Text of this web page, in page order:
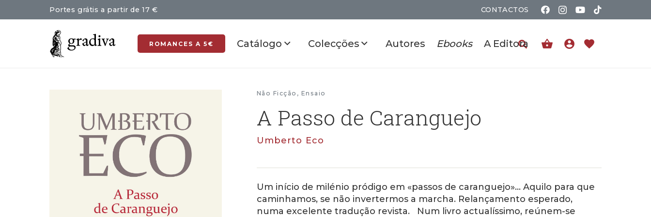
Portes grátis a partir de 17 € CONTACTOS
ROMANCES A 5€ Catálogo Colecções Autores Ebooks A Editora shopping_basket account_circle favorite
Não Ficção , Ensaio
A Passo de Caranguejo
Umberto Eco
Um início de milénio pródigo em «passos de caranguejo»… Aquilo para que
caminhamos, se não invertermos a marcha. Relançamento esperado,
numa excelente tradução revista. Num livro actualíssimo, reúnem-se